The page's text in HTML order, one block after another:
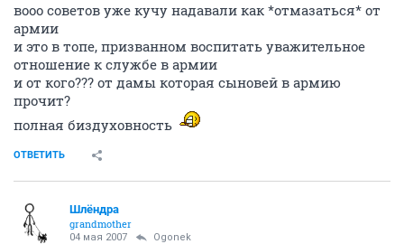
вооо советов уже кучу надавали как *отмазаться* от
армии
и это в топе, призванном воспитать уважительное
отношение к службе в армии
и от кого??? от дамы которая сыновей в армию
прочит?
полная биздуховность
ОТВЕТИТЬ
Шлёндра
grandmother
04 мая 2007 Ogonek